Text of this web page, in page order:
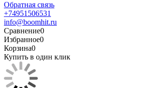
Обратная связь
+74951506531
info@boomhit.ru
Сравнение0
Избранное0
Корзина0
Купить в один клик